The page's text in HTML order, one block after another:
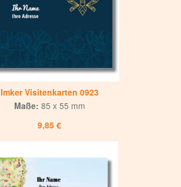
Imker Visitenkarten 0923
9,85 €
Maße: 85 x 55 mm